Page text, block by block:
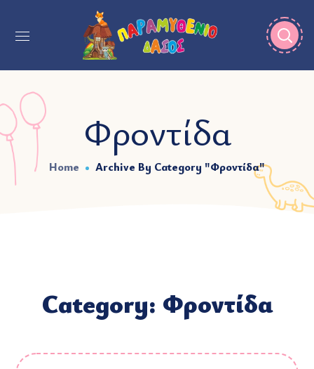
Φροντίδα
Home Archive By Category "Φροντίδα"
Category: Φροντίδα